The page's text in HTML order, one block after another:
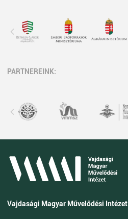
PARTNEREINK:
Vajdasági Magyar Művelődési Intézet